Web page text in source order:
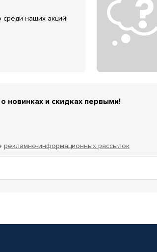
наших акций!
новинках и скидках первыми!
рекламно-информационных рассылок